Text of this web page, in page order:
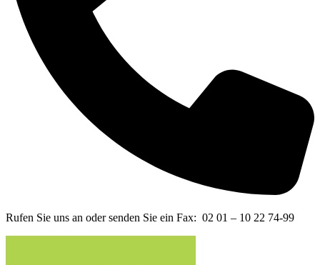
Rufen Sie uns an oder senden Sie ein Fax: 02 01 – 10 22 74-99